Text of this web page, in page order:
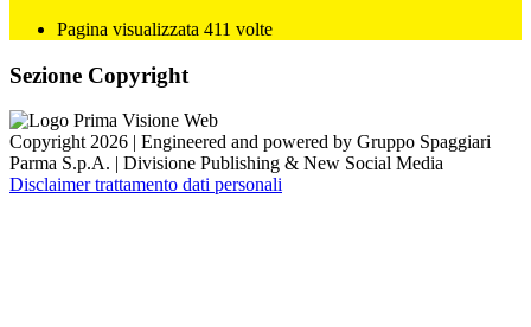
Pagina visualizzata 411 volte
Sezione Copyright
Copyright 2026 | Engineered and powered by Gruppo Spaggiari
Parma S.p.A. | Divisione Publishing & New Social Media
Disclaimer trattamento dati personali